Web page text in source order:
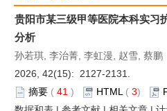
贵阳市某三级甲等医院本科实习
分析
孙若琪, 李治菁, 李虹漫, 赵雪, 蔡鹏
2026, 42(15): 2127-2131.
摘要 ( 41 ) HTML ( 3)